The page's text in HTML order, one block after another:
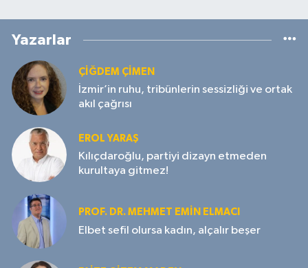
Yazarlar
ÇIĞDEM ÇIMEN
İzmir’in ruhu, tribünlerin sessizliği ve ortak
akıl çağrısı
EROL YARAŞ
Kılıçdaroğlu, partiyi dizayn etmeden
kurultaya gitmez!
PROF. DR. MEHMET EMIN ELMACI
Elbet sefil olursa kadın, alçalır beşer